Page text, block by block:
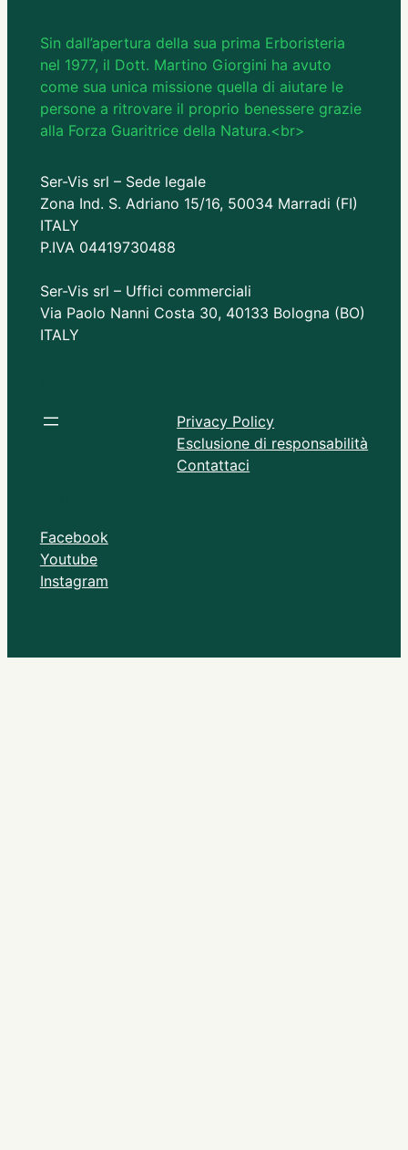
Sin dall’apertura della sua prima Erboristeria
nel 1977, il Dott. Martino Giorgini ha avuto
come sua unica missione quella di aiutare le
persone a ritrovare il proprio benessere grazie
alla Forza Guaritrice della Natura.<br>
Ser-Vis srl – Sede legale
Zona Ind. S. Adriano 15/16, 50034 Marradi (FI)
ITALY
P.IVA 04419730488
Ser-Vis srl – Uffici commerciali
Via Paolo Nanni Costa 30, 40133 Bologna (BO)
ITALY
Privacy Policy
Esclusione di responsabilità
Contattaci
Facebook
Youtube
Instagram